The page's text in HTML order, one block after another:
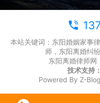
本站关键词：东阳婚姻家事
师，东阳离婚纠
东阳离婚律师
技术支持
Powered By Z-